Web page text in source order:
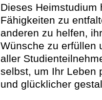
Dieses Heimstudium
Fähigkeiten zu
anderen zu helfen,
Wünsche zu erfüllen
aller
selbst, um Ihr Leben
und glücklicher